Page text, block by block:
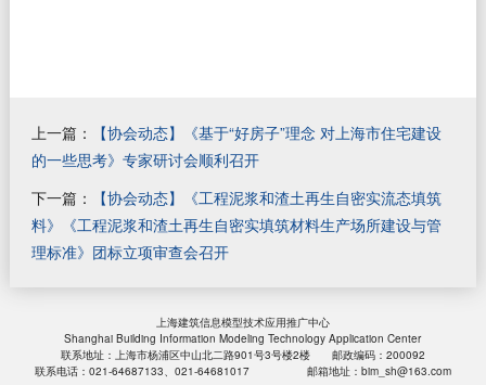
上一篇：
【协会动态】《基于“好房子”理念 对上海市住宅建设
的一些思考》专家研讨会顺利召开
下一篇：
【协会动态】《工程泥浆和渣土再生自密实流态填筑
料》《工程泥浆和渣土再生自密实填筑材料生产场所建设与管
理标准》团标立项审查会召开
上海建筑信息模型技术应用推广中心
Shanghai Building Information Modeling Technology Application Center
联系地址：上海市杨浦区中山北二路901号3号楼2楼 邮政编码：200092
联系电话：021-64687133、021-64681017 邮箱地址：bim_sh@163.com